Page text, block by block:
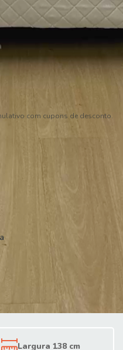
com cupons de desconto.
Largura 138 cm